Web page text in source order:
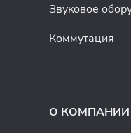
Звуковое
Коммутация
О КОМПАНИИ